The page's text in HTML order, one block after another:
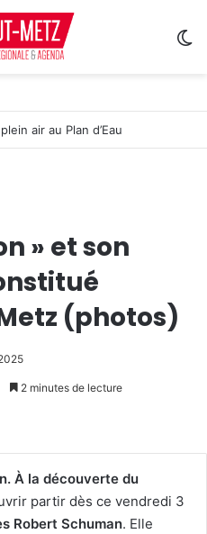
air au Plan d’Eau
» et son
(photos)
2 minutes de lecture
À la découverte du
partir dès ce vendredi 3
Robert Schuman. Elle